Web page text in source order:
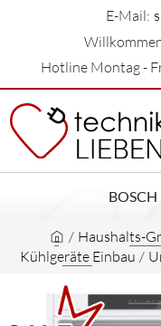
E-Mail:
Hotline Montag -
/ Haushalts-
Kühlgeräte Einbau /